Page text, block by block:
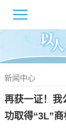
新闻中心
再获一证！我
功取得“3L”